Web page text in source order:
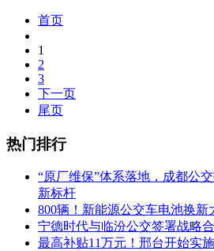
首页
1
2
3
下一页
尾页
热门排行
“原厂维保”体系落地，成都公
新标杆
800辆！新能源公交车电池换新
宁德时代与临汾公交签署战略
最高补贴11万元！邢台开始实